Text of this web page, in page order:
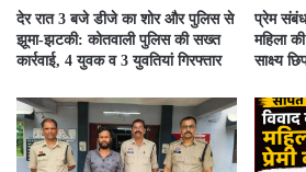
देर रात 3 बजे डीजे का शोर और पुलिस से
झूमा-झटकी: कोतवाली पुलिस की सख्त
कार्रवाई, 4 युवक व 3 युवतियां गिरफ्तार
प्रेम
महिला
साक्ष्य